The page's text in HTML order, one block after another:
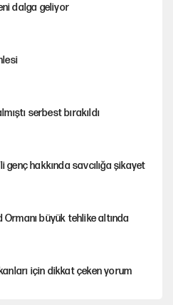
dalga geliyor
serbest bırakıldı
genç hakkında savcılığa şikayet
Ormanı büyük tehlike altında
için dikkat çeken yorum